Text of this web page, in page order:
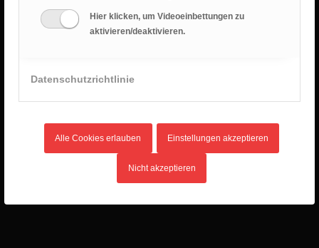
Hier klicken, um Videoeinbettungen zu
aktivieren/deaktivieren.
Datenschutzrichtlinie
Alle Cookies erlauben Einstellungen akzeptieren
Nicht akzeptieren
2. Januar 2026 - 8:28
Kanutour
14. Mai 2025 - 12:03